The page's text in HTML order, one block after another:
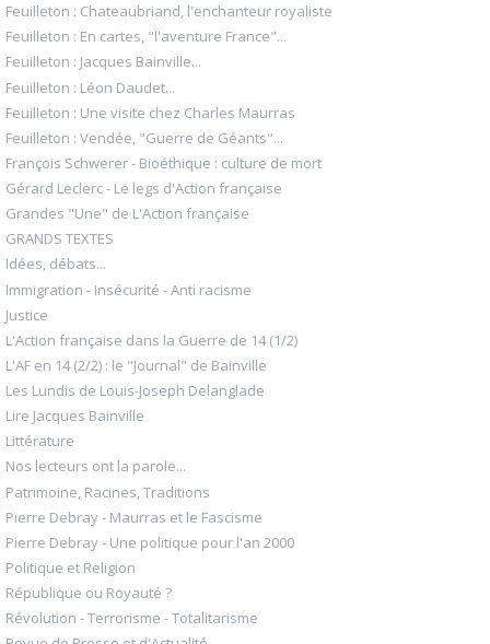
Feuilleton : Chateaubriand, l'enchanteur royaliste
Feuilleton : En cartes, "l'aventure France"...
Feuilleton : Jacques Bainville...
Feuilleton : Léon Daudet...
Feuilleton : Une visite chez Charles Maurras
Feuilleton : Vendée, "Guerre de Géants"...
François Schwerer - Bioéthique : culture de mort
Gérard Leclerc - Le legs d'Action française
Grandes "Une" de L'Action française
GRANDS TEXTES
Idées, débats...
Immigration - Insécurité - Anti racisme
Justice
L'Action française dans la Guerre de 14 (1/2)
L'AF en 14 (2/2) : le "Journal" de Bainville
Les Lundis de Louis-Joseph Delanglade
Lire Jacques Bainville
Littérature
Nos lecteurs ont la parole...
Patrimoine, Racines, Traditions
Pierre Debray - Maurras et le Fascisme
Pierre Debray - Une politique pour l'an 2000
Politique et Religion
République ou Royauté ?
Révolution - Terrorisme - Totalitarisme